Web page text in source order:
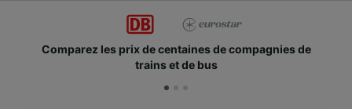
Comparez les prix de centaines de compagnies de
trains et de bus